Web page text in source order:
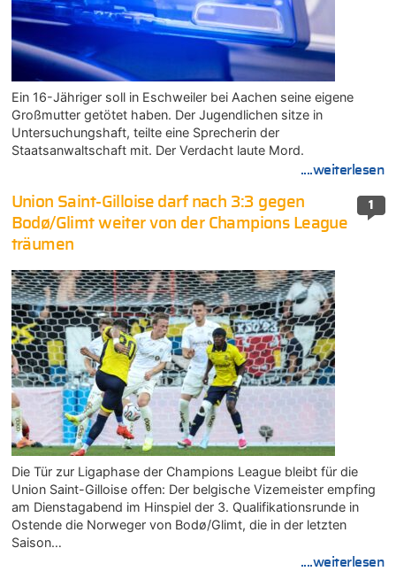
Ein 16-Jähriger soll in Eschweiler bei Aachen seine eigene
Großmutter getötet haben. Der Jugendlichen sitze in
Untersuchungshaft, teilte eine Sprecherin der
Staatsanwaltschaft mit. Der Verdacht laute Mord.
....weiterlesen
1
Union Saint-Gilloise darf nach 3:3 gegen
Bodø/Glimt weiter von der Champions League
träumen
Die Tür zur Ligaphase der Champions League bleibt für die
Union Saint-Gilloise offen: Der belgische Vizemeister empfing
am Dienstagabend im Hinspiel der 3. Qualifikationsrunde in
Ostende die Norweger von Bodø/Glimt, die in der letzten
Saison…
....weiterlesen